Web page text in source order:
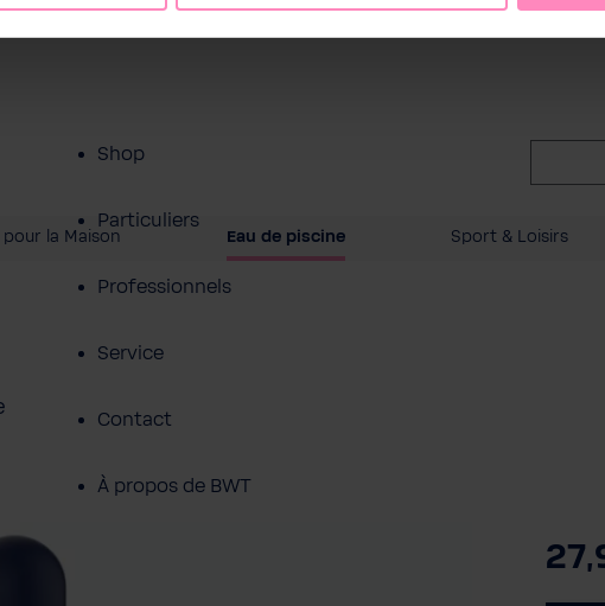
Shop
Particuliers
Professionnels
Service
Contact
À propos de BWT
pour la Maison Eau de piscine Sport & Loisirs